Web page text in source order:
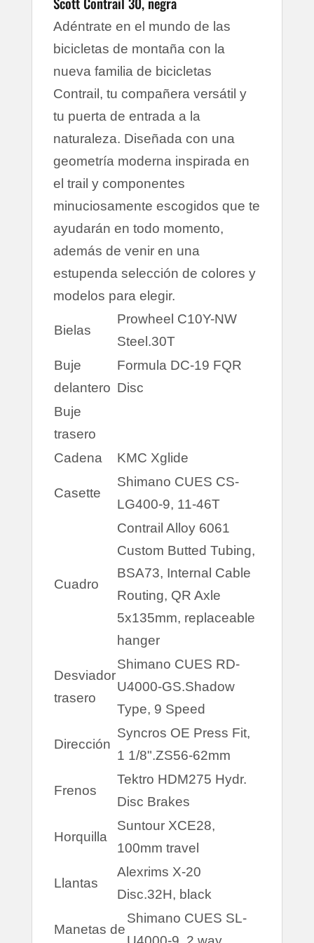
Pedales
Feimin FP-803
Pedalier
Feimin FP.B908N.BB73, square
taper
Peso
aproximado
14.33 (without pedals)
HL TDS-C342-8FOV, 10°, 31.8,
Black
14 G, stainless, black
Sillín
DDK Saddle
Tija
HL SP C212.31.6mm, 350mm,
Adéntrate en el mundo de las
bicicletas de montaña con la
nueva familia de bicicletas
Contrail, tu compañera versátil y
tu puerta de entrada a la
naturaleza. Diseñada con una
geometría moderna inspirada en
el trail y componentes
minuciosamente escogidos que te
ayudarán en todo momento,
además de venir en una
estupenda selección de colores y
modelos para elegir.
Bielas
Prowheel C10Y-NW
Steel.30T
Buje
delantero
Formula DC-19 FQR
Disc
Buje
trasero
Cadena
KMC Xglide
Casette
Shimano CUES CS-
LG400-9, 11-46T
Cuadro
Contrail Alloy 6061
Custom Butted Tubing,
BSA73, Internal Cable
Routing, QR Axle
5x135mm, replaceable
hanger
Desviador
trasero
Shimano CUES RD-
U4000-GS.Shadow
Type, 9 Speed
Dirección
Syncros OE Press Fit,
1 1/8".ZS56-62mm
Frenos
Tektro HDM275 Hydr.
Disc Brakes
Horquilla
Suntour XCE28,
100mm travel
Llantas
Alexrims X-20
Disc.32H, black
Manetas de
Shimano CUES SL-